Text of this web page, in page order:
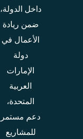
داخل الدولة،
ضمن ريادة
الأعمال في
دولة
الإمارات
العربية
المتحدة،
دعم مستمر
للمشاريع